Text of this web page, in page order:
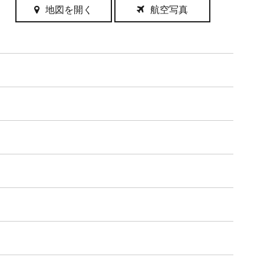
地図を開く 航空写真